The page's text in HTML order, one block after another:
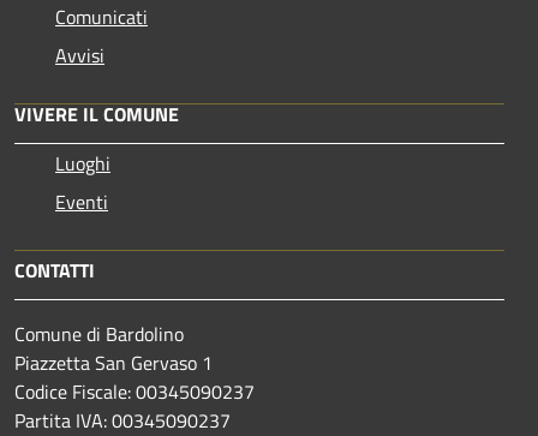
Comunicati
Avvisi
VIVERE IL COMUNE
Luoghi
Eventi
CONTATTI
Comune di Bardolino
Piazzetta San Gervaso 1
Codice Fiscale: 00345090237
Partita IVA: 00345090237